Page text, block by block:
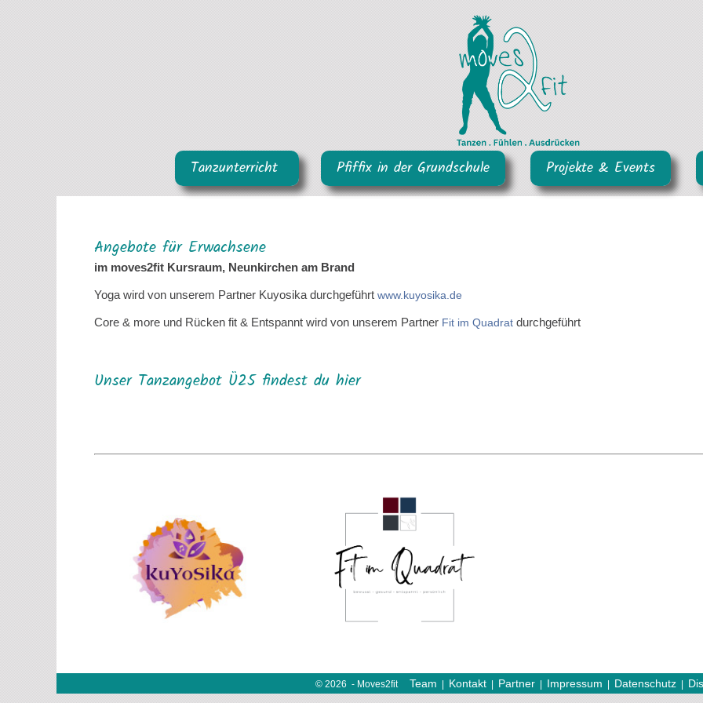
Tanzunterricht Pfiffix in der Grundschule Projekte & Events
Angebote für Erwachsene
im moves2fit Kursraum, Neunkirchen am Brand
Yoga wird von unserem Partner Kuyosika durchgeführt www.kuyosika.de
Core & more und Rücken fit & Entspannt wird von unserem Partner Fit im Quadrat durchgeführt
Unser Tanzangebot Ü25 findest du hier
© 2026 - Moves2fit Team Kontakt| Partner| Impressum Datenschutz|